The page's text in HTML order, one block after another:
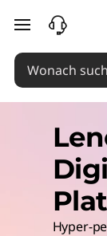
zum
Hyper-